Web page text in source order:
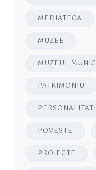
MEDIATECA
MUZEE
MUZEUL
PATRIMONIU
POVESTE
PROIECTE